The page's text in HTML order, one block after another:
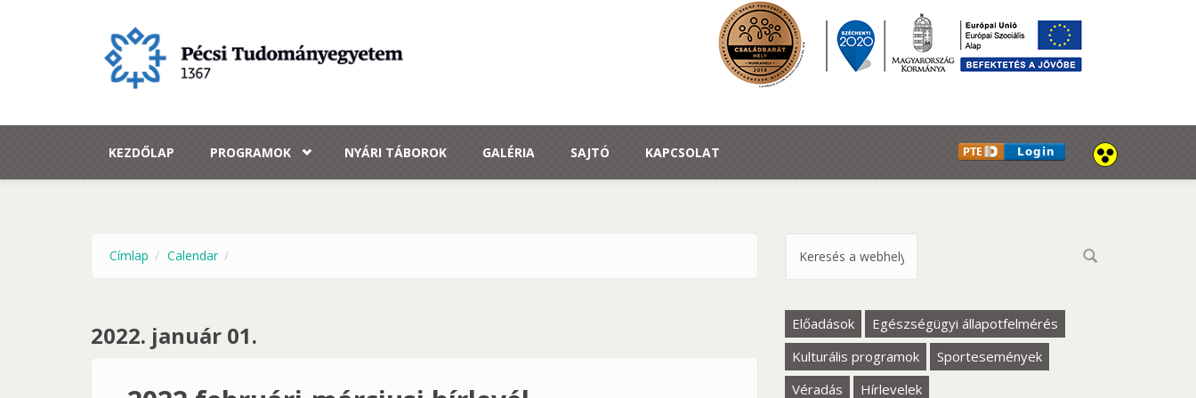
KEZDŐLAP PROGRAMOK NYÁRI TÁBOROK GALÉRIA SAJTÓ KAPCSOLAT
Címlap Calendar
2022. január 01.
Keresés űrlap
Előadások
Egészségügyi állapotfelmérés
Kulturális programok
Sportesemények
Véradás
Hírlevelek